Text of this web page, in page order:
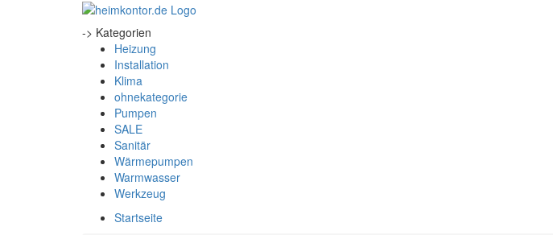
-> Kategorien
Heizung
Installation
Klima
ohnekategorie
Pumpen
SALE
Sanitär
Wärmepumpen
Warmwasser
Werkzeug
Startseite